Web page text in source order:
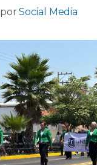
porSocial Media